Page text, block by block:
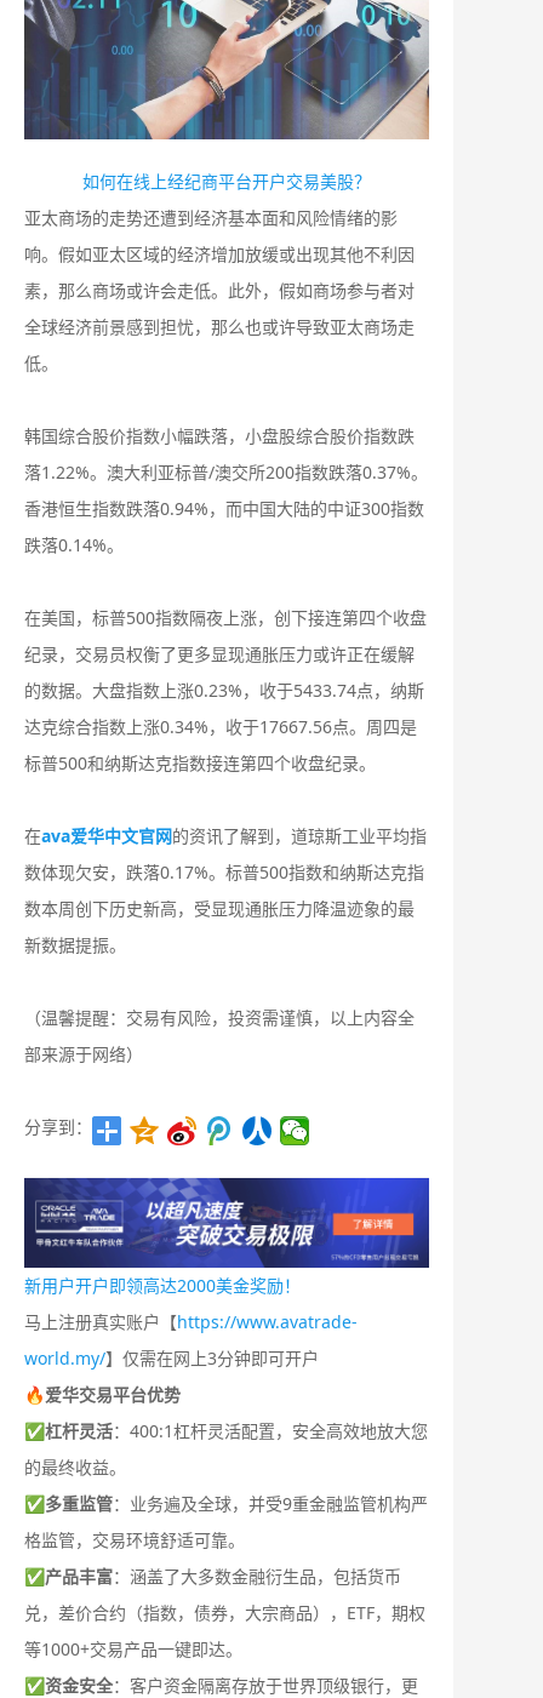
如何在线上经纪商平台开户交易美股？
亚太商场的走势还遭到经济基本面和风险情绪的影
响。假如亚太区域的经济增加放缓或出现其他不利因
素，那么商场或许会走低。此外，假如商场参与者对
全球经济前景感到担忧，那么也或许导致亚太商场走
低。
韩国综合股价指数小幅跌落，小盘股综合股价指数跌
落1.22%。澳大利亚标普/澳交所200指数跌落0.37%。
香港恒生指数跌落0.94%，而中国大陆的中证300指数
跌落0.14%。
在美国，标普500指数隔夜上涨，创下接连第四个收盘
纪录，交易员权衡了更多显现通胀压力或许正在缓解
的数据。大盘指数上涨0.23%，收于5433.74点，纳斯
达克综合指数上涨0.34%，收于17667.56点。周四是
标普500和纳斯达克指数接连第四个收盘纪录。
在ava爱华中文官网的资讯了解到，道琼斯工业平均指
数体现欠安，跌落0.17%。标普500指数和纳斯达克指
数本周创下历史新高，受显现通胀压力降温迹象的最
新数据提振。
（温馨提醒：交易有风险，投资需谨慎，以上内容全
部来源于网络）
分享到：
新用户开户即领高达2000美金奖励！
马上注册真实账户【https://www.avatrade-
world.my/】仅需在网上3分钟即可开户
🔥爱华交易平台优势
✅杠杆灵活：400:1杠杆灵活配置，安全高效地放大您
的最终收益。
✅多重监管：业务遍及全球，并受9重金融监管机构严
格监管，交易环境舒适可靠。
✅产品丰富：涵盖了大多数金融衍生品，包括货币
兑，差价合约（指数，债券，大宗商品），ETF，期权
等1000+交易产品一键即达。
✅资金安全：客户资金隔离存放于世界顶级银行，更